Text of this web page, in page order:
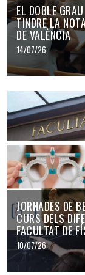
EL DOBLE
TINDRE LA
DE VALÈNCIA
14/07/26
JORNADES DE
CURS DELS
FACULTAT DE
10/07/26